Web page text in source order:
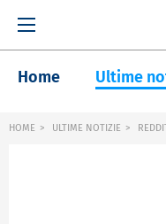
Home Ultime
HOME ULTIME NOTIZIE